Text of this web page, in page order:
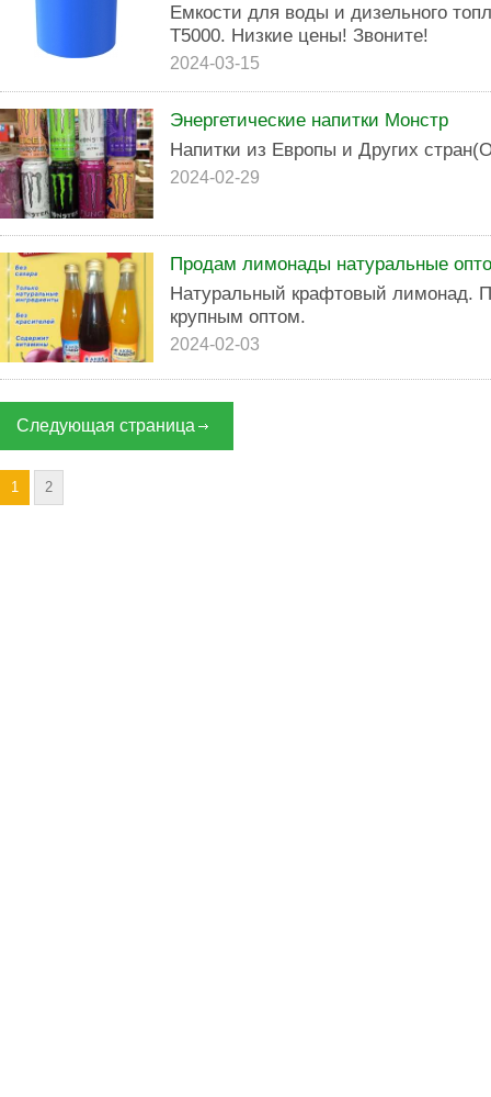
Емкости для воды и дизельного
Т5000. Низкие цены! Звоните!
2024-03-15
Энергетические напитки Монстр
Напитки из Европы и Других
2024-02-29
Продам лимонады натуральные
Натуральный крафтовый лимонад.
крупным оптом.
2024-02-03
Следующая страница
1 2